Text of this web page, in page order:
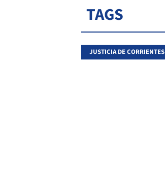
TAGS
JUSTICIA DE CORRIENTES